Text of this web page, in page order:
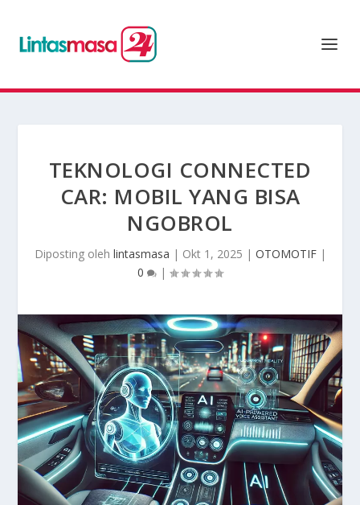
TEKNOLOGI CONNECTED
CAR: MOBIL YANG BISA
NGOBROL
Diposting oleh lintasmasa | Okt 1, 2025 | OTOMOTIF|
0
|